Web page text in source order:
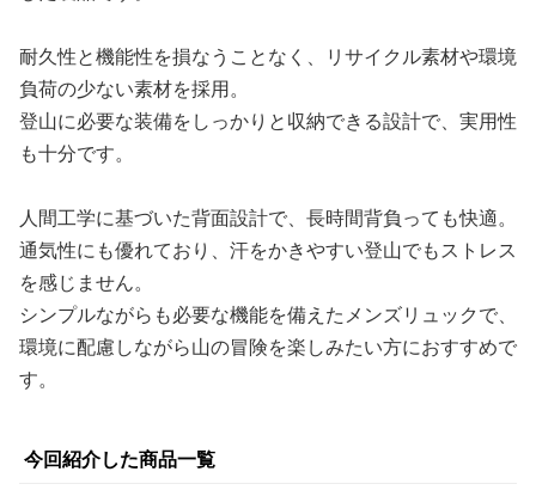
耐久性と機能性を損なうことなく、リサイクル素材や環境
負荷の少ない素材を採用。
登山に必要な装備をしっかりと収納できる設計で、実用性
も十分です。
人間工学に基づいた背面設計で、長時間背負っても快適。
通気性にも優れており、汗をかきやすい登山でもストレス
を感じません。
シンプルながらも必要な機能を備えたメンズリュックで、
環境に配慮しながら山の冒険を楽しみたい方におすすめで
す。
今回紹介した商品一覧